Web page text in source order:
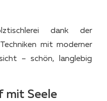
dank der
mit moderner
– schön, langlebig
mit Seele